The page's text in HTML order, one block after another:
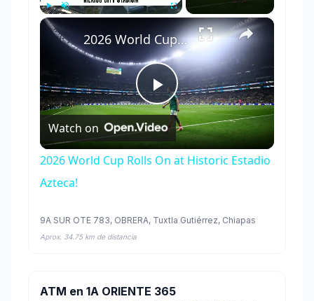
Play Fullscreen ×
Play
Video
2026 World Cup Rolls On at Historic Estadio Azteca!
Watch on
2026 World Cup Rolls On at Historic Estadio
Azteca!
9A SUR OTE 783, OBRERA, Tuxtla Gutiérrez, Chiapas
Aprox. 34.75 km de distancia
ATM en 1A ORIENTE 365